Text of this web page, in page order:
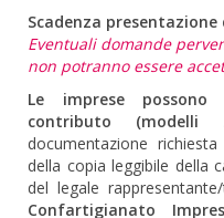
Scadenza presentazione
Eventuali domande
non potranno essere
Le imprese
contributo (modelli
documentazione
della copia leggibile della
del legale
Confartigianato